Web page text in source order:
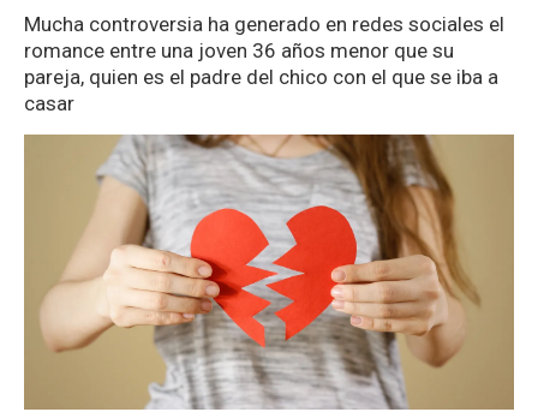
Mucha controversia ha generado en redes sociales el
romance entre una joven 36 años menor que su
pareja, quien es el padre del chico con el que se iba a
casar